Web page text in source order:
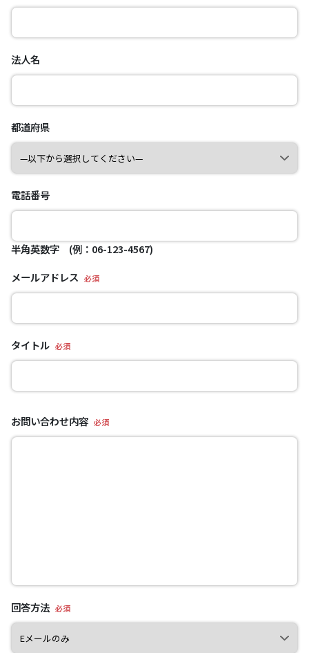
法人名
都道府県
電話番号
半角英数字 (例：06-123-4567)
メールアドレス 必須
タイトル 必須
お問い合わせ内容 必須
回答方法 必須